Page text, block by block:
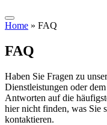
Home » FAQ
FAQ
Haben Sie Fragen zu
Dienstleistungen oder
Antworten auf die
hier nicht finden, was Sie
kontaktieren.